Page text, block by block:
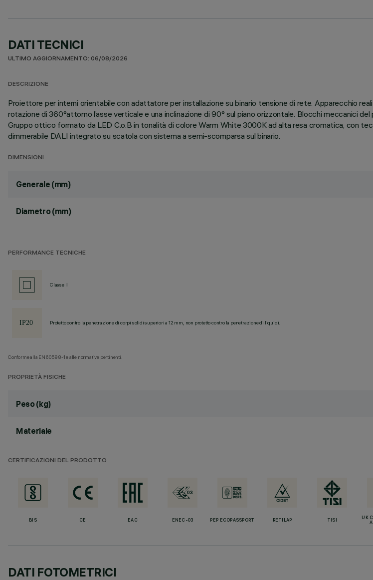
DATI TECNICI
ULTIMO AGGIORNAMENTO: 06/08/2026
DESCRIZIONE
Proiettore per interni orientabile con adattatore per installazione su binario tensione di rete. Apparecchio
rotazione di 360°attorno l’asse verticale e una inclinazione di 90° sul piano orizzontale. Blocchi meccanici
Gruppo ottico formato da LED C.o.B in tonalità di colore Warm White 3000K ad alta resa cromatica, con
dimmerabile DALI integrato su scatola con sistema a semi-scomparsa sul binario.
DIMENSIONI
Generale (mm)
Diametro (mm)
PERFORMANCE TECNICHE
Classe II
Protetto contro la penetrazione di corpi solidi superiori a 12 mm, non protetto contro la penetrazione di liquidi.
Conforme alla EN60598-1 e alle normative pertinenti.
PROPRIETÀ FISICHE
Peso (kg)
Materiale
CERTIFICAZIONI DEL PRODOTTO
BIS CE EAC ENEC-03 PEP ECOPASSPORT RETILAP TISI
UK
DATI FOTOMETRICI